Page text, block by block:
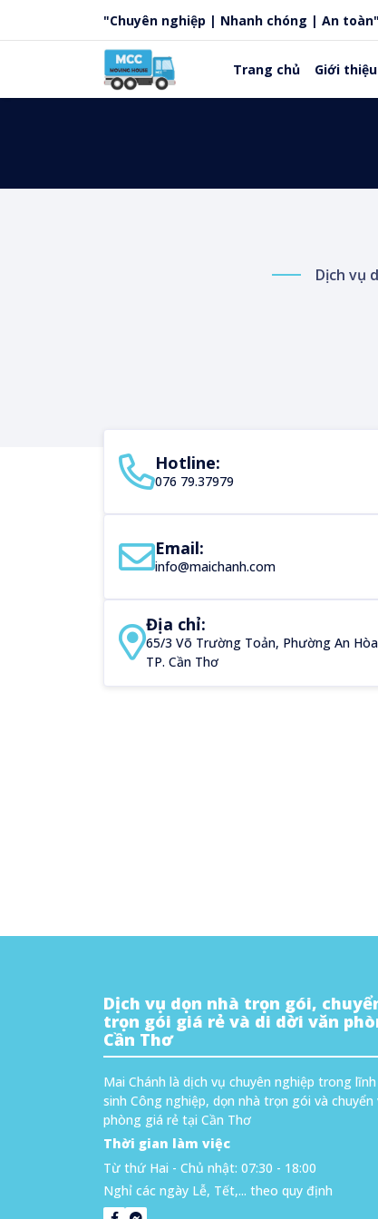
"Chuyên nghiệp | Nhanh chóng | An toàn"
Trang chủ Giới thiệu
Dịch vụ
Hotline:
076 79.37979
Email:
info@maichanh.com
Địa chỉ:
65/3 Võ Trường Toản, Phường An
TP. Cần Thơ
Dịch vụ dọn nhà trọn gói,
trọn gói giá rẻ và di dời văn
Cần Thơ
Mai Chánh là dịch vụ chuyên nghiệp trong
sinh Công nghiệp, dọn nhà trọn gói và chuyển
phòng giá rẻ tại Cần Thơ
Thời gian làm việc
Từ thứ Hai - Chủ nhật: 07:30 - 18:00
Nghỉ các ngày Lễ, Tết,... theo quy định